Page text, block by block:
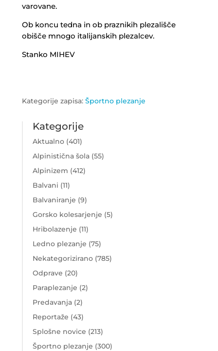
varovane.
Ob koncu tedna in ob praznikih plezališče
obišče mnogo italijanskih plezalcev.
Stanko MIHEV
Kategorije zapisa: Športno plezanje
Kategorije
Aktualno(401)
Alpinistična šola(55)
Alpinizem (412)
Balvani (11)
Balvaniranje (9)
Gorsko kolesarjenje (5)
Hribolazenje (11)
Ledno plezanje (75)
Nekategorizirano(785)
Odprave (20)
Paraplezanje (2)
Predavanja(2)
Reportaže (43)
Splošne novice (213)
Športno plezanje (300)